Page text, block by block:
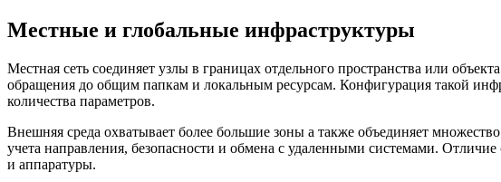
Местные и глобальные инфраструктуры
Местная сеть соединяет узлы в границах отдельного пространства или
обращения до общим папкам и локальным ресурсам. Конфигурация такой
количества параметров.
Внешняя среда охватывает более большие зоны а также объединяет
учета направления, безопасности и обмена с удаленными системами.
и аппаратуры.